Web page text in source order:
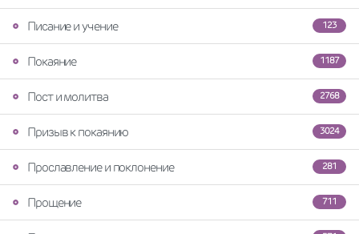
123
Писание и учение
1187
Покаяние
2768
Пост и молитва
3024
Призыв к покаянию
281
Прославление и поклонение
711
Прощение